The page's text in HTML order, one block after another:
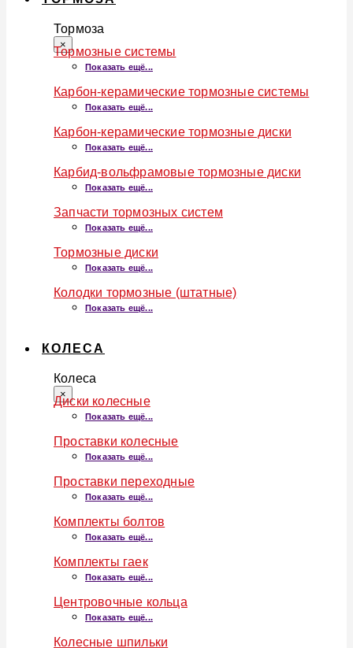
Тормоза
×
Тормозные системы
Показать ещё...
Карбон-керамические тормозные системы
Показать ещё...
Карбон-керамические тормозные диски
Показать ещё...
Карбид-вольфрамовые тормозные диски
Показать ещё...
Запчасти тормозных систем
Показать ещё...
Тормозные диски
Показать ещё...
Колодки тормозные (штатные)
Показать ещё...
КОЛЕСА
Колеса
×
Диски колесные
Показать ещё...
Проставки колесные
Показать ещё...
Проставки переходные
Показать ещё...
Комплекты болтов
Показать ещё...
Комплекты гаек
Показать ещё...
Центровочные кольца
Показать ещё...
Колесные шпильки